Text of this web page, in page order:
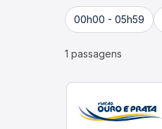
00h00 - 05h59
1 passagens